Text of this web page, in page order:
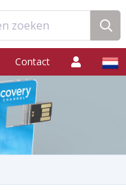
zoeken
Contact